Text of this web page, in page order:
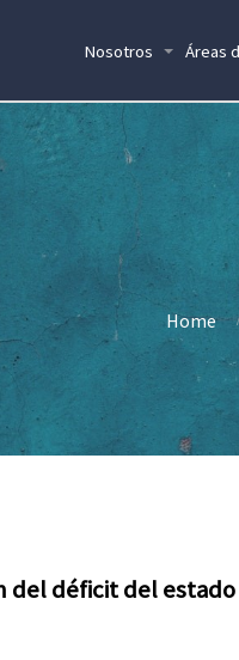
Nosotros Áreas
Home
del déficit del estado